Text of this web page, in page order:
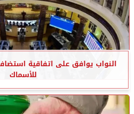
النواب يوافق على اتفاقية
للأسماك